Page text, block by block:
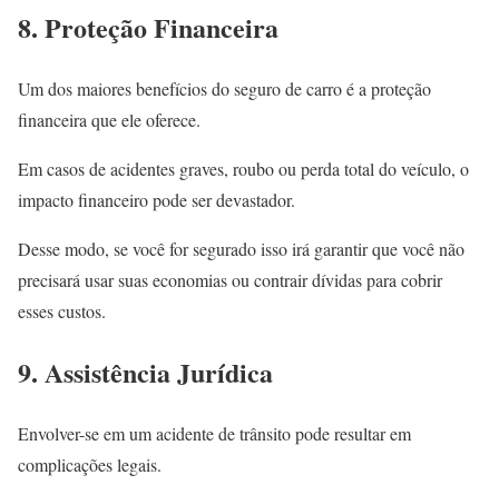
8. Proteção Financeira
Um dos maiores benefícios do seguro de carro é a proteção
financeira que ele oferece.
Em casos de acidentes graves, roubo ou perda total do veículo, o
impacto financeiro pode ser devastador.
Desse modo, se você for segurado isso irá garantir que você não
precisará usar suas economias ou contrair dívidas para cobrir
esses custos.
9. Assistência Jurídica
Envolver-se em um acidente de trânsito pode resultar em
complicações legais.